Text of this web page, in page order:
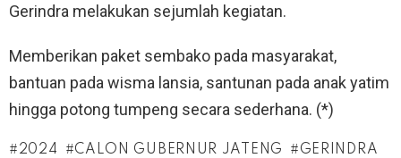
Gerindra melakukan sejumlah kegiatan.
Memberikan paket sembako pada masyarakat,
bantuan pada wisma lansia, santunan pada anak yatim
hingga potong tumpeng secara sederhana. (*)
2024 CALON GUBERNUR JATENG
GERINDRA